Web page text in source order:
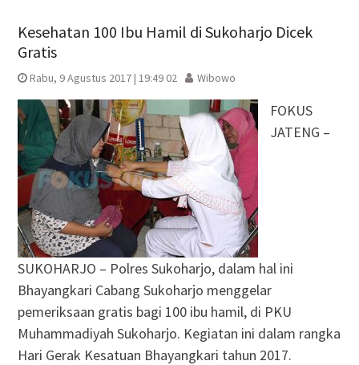
Kesehatan 100 Ibu Hamil di Sukoharjo Dicek
Gratis
Rabu, 9 Agustus 2017 | 19:49 02 Wibowo
FOKUS
JATENG –
SUKOHARJO – Polres Sukoharjo, dalam hal ini
Bhayangkari Cabang Sukoharjo menggelar
pemeriksaan gratis bagi 100 ibu hamil, di PKU
Muhammadiyah Sukoharjo. Kegiatan ini dalam rangka
Hari Gerak Kesatuan Bhayangkari tahun 2017.